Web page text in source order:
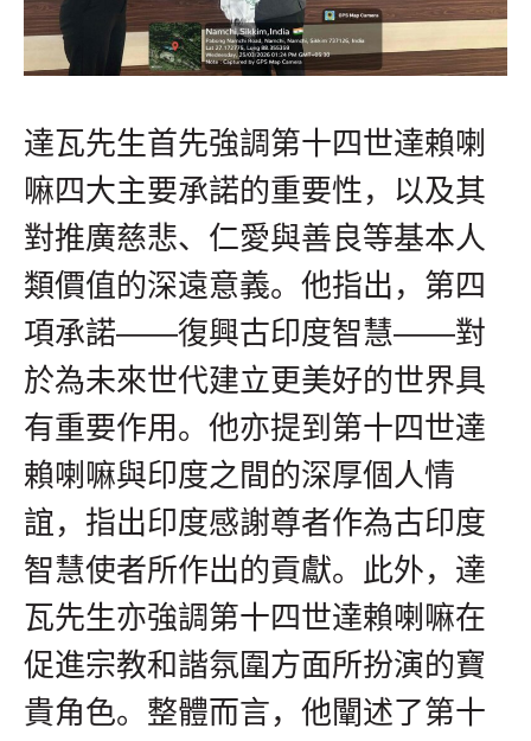
達瓦先生首先強調第十四世達賴喇
嘛四大主要承諾的重要性，以及其
對推廣慈悲、仁愛與善良等基本人
類價值的深遠意義。他指出，第四
項承諾——復興古印度智慧——對
於為未來世代建立更美好的世界具
有重要作用。他亦提到第十四世達
賴喇嘛與印度之間的深厚個人情
誼，指出印度感謝尊者作為古印度
智慧使者所作出的貢獻。此外，達
瓦先生亦強調第十四世達賴喇嘛在
促進宗教和諧氛圍方面所扮演的寶
貴角色。整體而言，他闡述了第十